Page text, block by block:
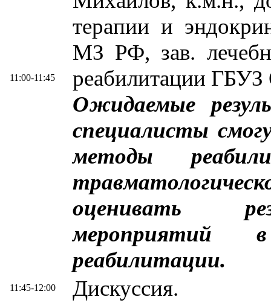
11:00-11:45
терапии и
МЗ РФ, зав.
реабилитации
Ожидаемые
специалисты
методы
оценивать
мероприятий
реабилитации.
11:45-12:00 Дискуссия.